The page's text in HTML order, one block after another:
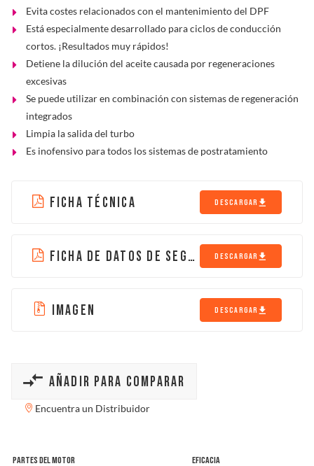
Evita costes relacionados con el mantenimiento del DPF
Está especialmente desarrollado para ciclos de conducción
cortos. ¡Resultados muy rápidos!
Detiene la dilución del aceite causada por regeneraciones
excesivas
Se puede utilizar en combinación con sistemas de regeneración
integrados
Limpia la salida del turbo
Es inofensivo para todos los sistemas de postratamiento
FICHA TÉCNICA DESCARGAR
FICHA DE DATOS DE SEGURIDAD DESCARGAR
IMAGEN DESCARGAR
AÑADIR PARA COMPARAR
Encuentra un Distribuidor
PARTES DEL MOTOR EFICACIA